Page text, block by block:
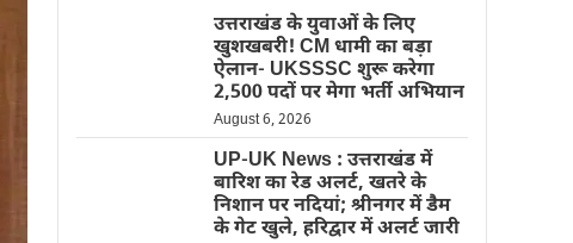
उत्तराखंड के युवाओं के लिए
खुशखबरी! CM धामी का बड़ा
ऐलान- UKSSSC शुरू करेगा
2,500 पदों पर मेगा भर्ती अभियान
August 6, 2026
UP-UK News : उत्तराखंड में
बारिश का रेड अलर्ट, खतरे के
निशान पर नदियां; श्रीनगर में डैम
के गेट खुले, हरिद्वार में अलर्ट जारी